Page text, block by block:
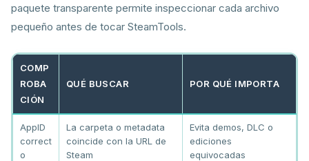
paquete transparente permite inspeccionar cada archivo
pequeño antes de tocar SteamTools.
COMP
ROBA
CIÓN
QUÉ BUSCAR POR QUÉ IMPORTA
AppID
correct
o
La carpeta o metadata
coincide con la URL de
Steam
Evita demos, DLC o
ediciones
equivocadas